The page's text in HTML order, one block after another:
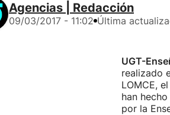
Agencias | Redacción
09/03/2017 - 11:02 Última
UGT-
realizado
LOMCE,
han
por la